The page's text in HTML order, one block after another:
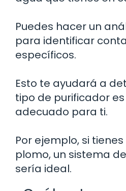
Puedes hacer un
para identificar
específicos.
Esto te ayudará a
tipo de purificador
adecuado para ti.
Por ejemplo, si
plomo, un sistema
sería ideal.